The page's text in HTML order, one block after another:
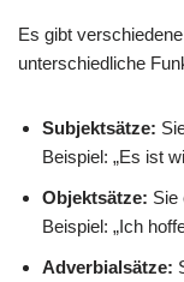
Es gibt
unterschiedliche
Subjektsätze:
Beispiel: „Es ist
Objektsätze: Sie
Beispiel: „Ich
Adverbialsätze: